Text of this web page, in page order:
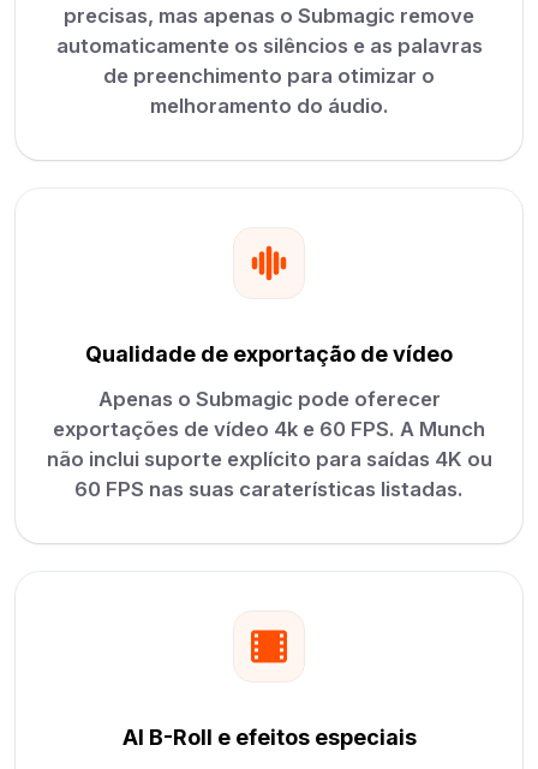
precisas, mas apenas o Submagic remove
automaticamente os silêncios e as palavras
de preenchimento para otimizar o
melhoramento do áudio.
Qualidade de exportação de vídeo
Apenas o Submagic pode oferecer
exportações de vídeo 4k e 60 FPS. A Munch
não inclui suporte explícito para saídas 4K ou
60 FPS nas suas caraterísticas listadas.
AI B-Roll e efeitos especiais